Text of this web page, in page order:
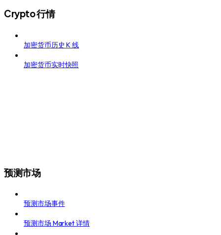
Crypto 行情
加密货币历史 K 线
加密货币实时快照
预测市场
预测市场事件
预测市场 Market 详情